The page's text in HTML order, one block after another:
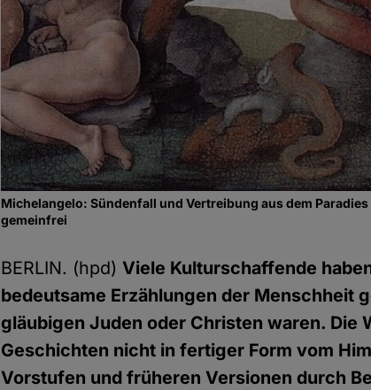
Michelangelo: Sündenfall und Vertreibung aus dem
gemeinfrei
BERLIN. (hpd)Viele Kulturschaffende
bedeutsame Erzählungen der Menschheit
gläubigen Juden oder Christen waren. Die
Geschichten nicht in fertiger Form vom
Vorstufen und früheren Versionen durch